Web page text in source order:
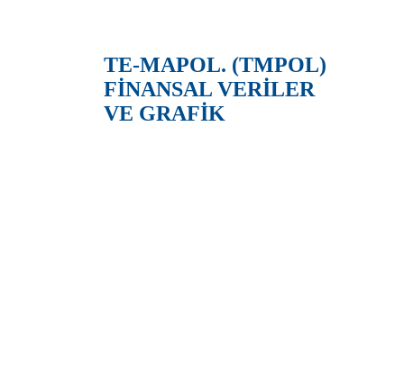
TE-MAPOL. (TMPOL)
FİNANSAL VERİLER
VE GRAFİK